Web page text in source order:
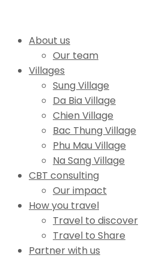
About us
Our team
Villages
Sung Village
Da Bia Village
Chien Village
Bac Thung Village
Phu Mau Village
Na Sang Village
CBT consulting
Our impact
How you travel
Travel to discover
Travel to Share
Partner with us